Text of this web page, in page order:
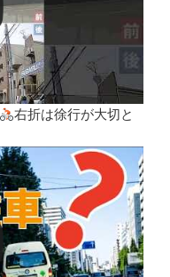
右折は徐行が大切と